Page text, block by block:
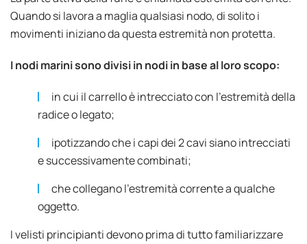
Quando si lavora a maglia qualsiasi nodo, di solito i
movimenti iniziano da questa estremità non protetta.
I nodi marini sono divisi in nodi in base al loro scopo:
in cui il carrello è intrecciato con l'estremità della
radice o legato;
ipotizzando che i capi dei 2 cavi siano intrecciati
e successivamente combinati;
che collegano l'estremità corrente a qualche
oggetto.
I velisti principianti devono prima di tutto familiarizzare